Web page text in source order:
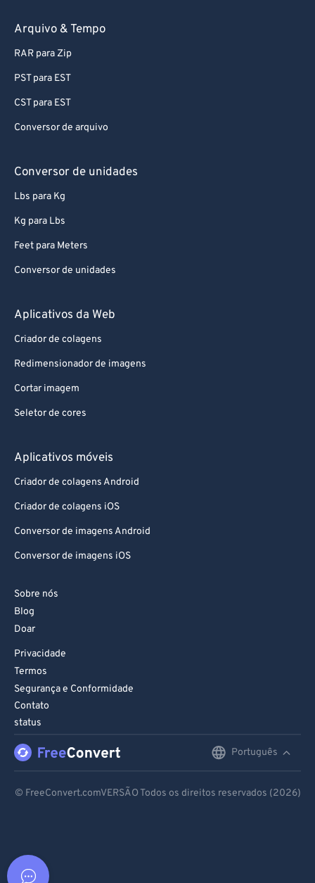
Arquivo & Tempo
RAR para Zip
PST para EST
CST para EST
Conversor de arquivo
Conversor de unidades
Lbs para Kg
Kg para Lbs
Feet para Meters
Conversor de unidades
Aplicativos da Web
Criador de colagens
Redimensionador de imagens
Cortar imagem
Seletor de cores
Aplicativos móveis
Criador de colagens Android
Criador de colagens iOS
Conversor de imagens Android
Conversor de imagens iOS
Sobre nós
Blog
Doar
Privacidade
Termos
Segurança e Conformidade
Contato
status
Português
© FreeConvert.comVERSÃO Todos os direitos reservados (2026)